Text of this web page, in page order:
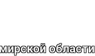
области